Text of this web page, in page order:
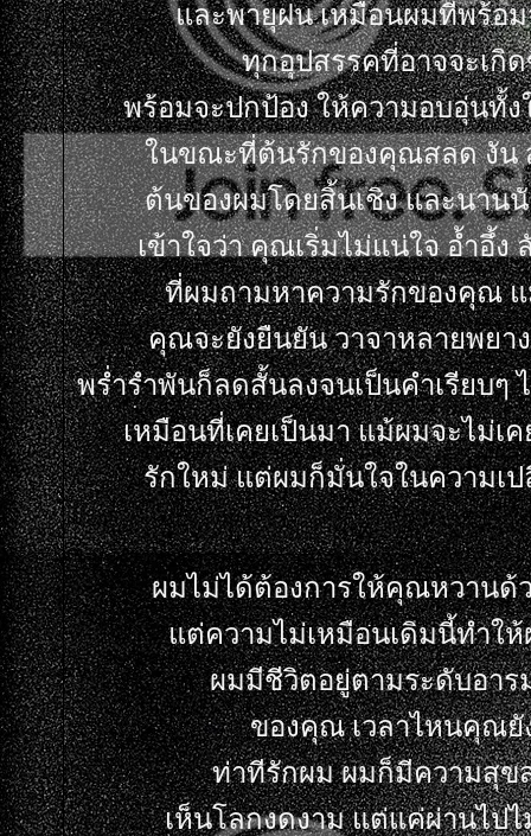
ละพายุฝน เหมือนผมที่พร้อ
ทุกอุปสรรคที่อาจจะเกิ
พร้อมจะปกป้อง ให้ความอบอุ่นทั้
นขณะที่ต้นรักของคุณสลด งัน
ต้นของผมโดยสิ้นเชิง และนาน
เข้าใจว่า คุณเริ่มไม่แน่ใจ อ้ำอึ้ง
ที่ผมถามหาความรักของคุณ แ
คุณจะยังยืนยัน วาจาหลายพย
พร่ำรำพันก็ลดสั้นลงจนเป็นคำเรียบๆ ไ
เหมือนที่เคยเป็นมา แม้ผมจะไม่เ
รักใหม่ แต่ผมก็มั่นใจในความเ
ผมไม่ได้ต้องการให้คุณหวานด้
ต่ความไม่เหมือนเดิมนี้ทำให้
ผมมีชีวิตอยู่ตามระดับอา
ของคุณ เวลาไหนคุณยั
ท่าทีรักผม ผมก็มีความสุข
เห็นโลกงดงาม แต่แค่ผ่านไป